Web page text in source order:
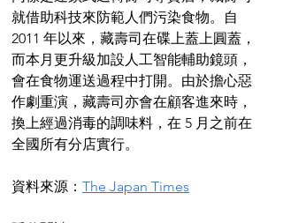
就借助科技來防範人們污染食物。自
2011 年以來，藏壽司在碟上蓋上圓蓋，
而本月更升級加設人工智能輔助鏡頭，
會在食物運送過程中打開。由於擔心惡
作劇重演，藏壽司亦會在顧客進來時，
換上經過消毒的調味料，在 5 月之前在
全國所有分店實行。
資料來源： The Japan Times